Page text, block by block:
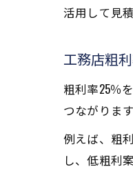
活用して見
工務店粗
粗利率25％
つながります
例えば、粗
し、低粗利